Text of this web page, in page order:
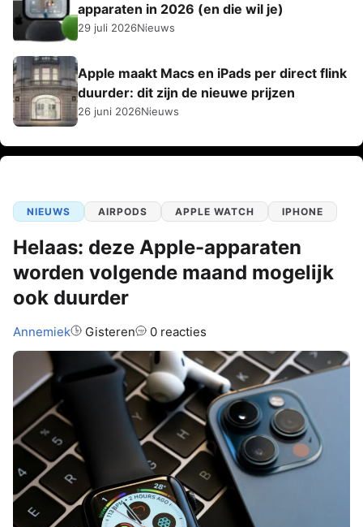
apparaten in 2026 (en die wil je)
29 juli 2026Nieuws
Apple maakt Macs en iPads per direct flink
duurder: dit zijn de nieuwe prijzen
26 juni 2026Nieuws
NIEUWS AIRPODS APPLE WATCH IPHONE
Helaas: deze Apple-apparaten
worden volgende maand mogelijk
ook duurder
Auteur:
Annemiek Gisteren 0 reacties